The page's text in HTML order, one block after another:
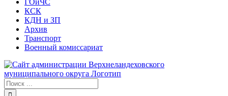
ГОиЧС
КСК
КДН и ЗП
Архив
Транспорт
Военный комиссариат
Результат
поиска: